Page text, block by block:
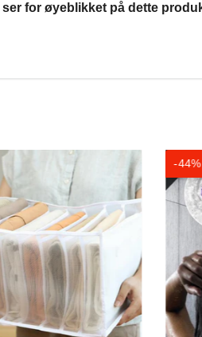
for øyeblikket på dette
-44%